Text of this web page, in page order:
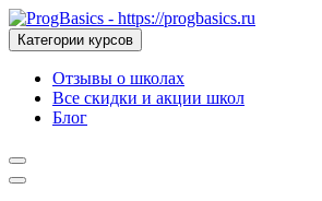
Категории курсов
Отзывы о школах
Все скидки и акции школ
Блог